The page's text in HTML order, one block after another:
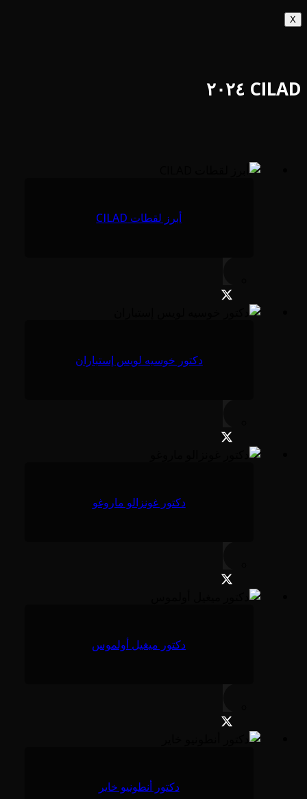
X
CILAD ٢٠٢٤
أبرز لقطات CILAD
دكتور خوسيه لويس إستباران
دكتور غونزالو ماروغو
دكتور ميغيل أولموس
دكتور أنطونيو خاير